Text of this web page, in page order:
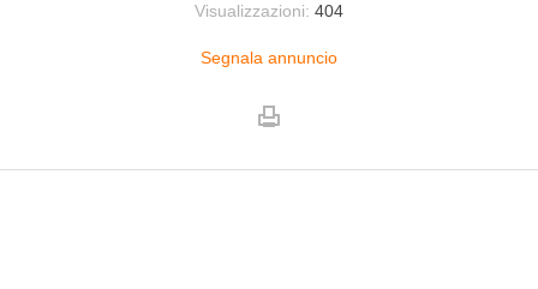
Visualizzazioni: 404
Segnala annuncio